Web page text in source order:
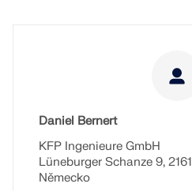
automatizace
Objevte
Daniel Bernert
KFP Ingenieure GmbH
Lüneburger Schanze 9,
Německo